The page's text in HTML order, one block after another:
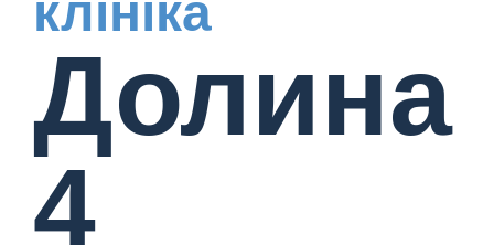
клініка
Долина
4